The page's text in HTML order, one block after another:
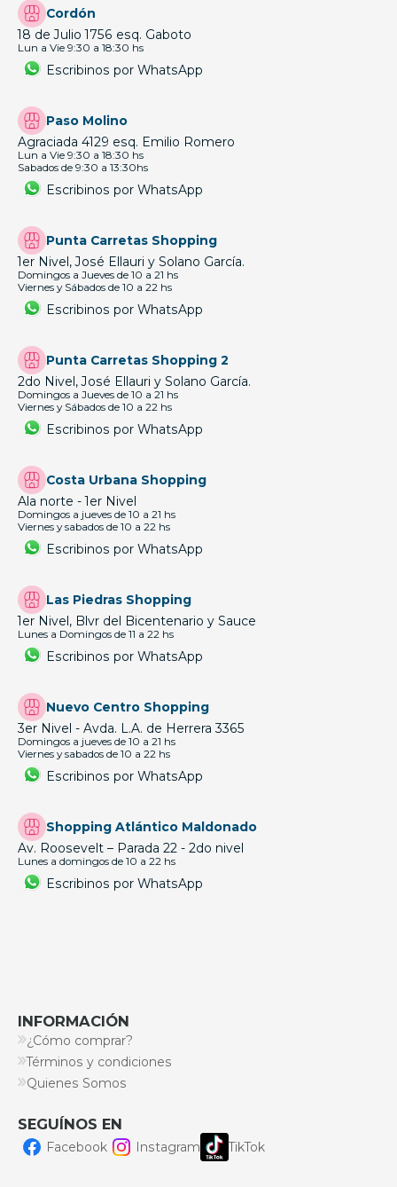
Cordón
18 de Julio 1756 esq. Gaboto
Lun a Vie 9:30 a 18:30 hs
Escribinos por WhatsApp
Paso Molino
Agraciada 4129 esq. Emilio Romero
Lun a Vie 9:30 a 18:30 hs
Sabados de 9:30 a 13:30hs
Escribinos por WhatsApp
Punta Carretas Shopping
1er Nivel, José Ellauri y Solano García.
Domingos a Jueves de 10 a 21 hs
Viernes y Sábados de 10 a 22 hs
Escribinos por WhatsApp
Punta Carretas Shopping 2
2do Nivel, José Ellauri y Solano García.
Domingos a Jueves de 10 a 21 hs
Viernes y Sábados de 10 a 22 hs
Escribinos por WhatsApp
Costa Urbana Shopping
Ala norte - 1er Nivel
Domingos a jueves de 10 a 21 hs
Viernes y sabados de 10 a 22 hs
Escribinos por WhatsApp
Las Piedras Shopping
1er Nivel, Blvr del Bicentenario y Sauce
Lunes a Domingos de 11 a 22 hs
Escribinos por WhatsApp
Nuevo Centro Shopping
3er Nivel - Avda. L.A. de Herrera 3365
Domingos a jueves de 10 a 21 hs
Viernes y sabados de 10 a 22 hs
Escribinos por WhatsApp
Shopping Atlántico Maldonado
Av. Roosevelt – Parada 22 - 2do nivel
Lunes a domingos de 10 a 22 hs
Escribinos por WhatsApp
INFORMACIÓN
¿Cómo comprar?
Términos y condiciones
Quienes Somos
SEGUÍNOS EN
Facebook Instagram TikTok